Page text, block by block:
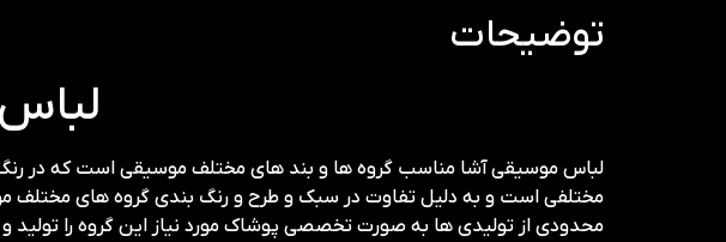
توضیحات
لباس موسیقی آشا مناسب گروه ها و بند های مختلف موسیقی است که در رنگ و
مختلفی است و به دلیل تفاوت در سبک و طرح و رنگ بندی گروه های مختلف
محدودی از تولیدی ها به صورت تخصصی پوشاک مورد نیاز این گروه را تولید و